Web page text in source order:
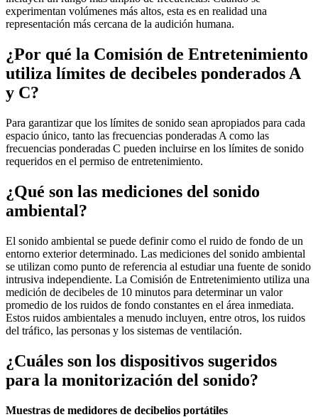
experimentan volúmenes más altos, esta es en realidad una
representación más cercana de la audición humana.
¿Por qué la Comisión de Entretenimiento
utiliza límites de decibeles ponderados A
y C?
Para garantizar que los límites de sonido sean apropiados para cada
espacio único, tanto las frecuencias ponderadas A como las
frecuencias ponderadas C pueden incluirse en los límites de sonido
requeridos en el permiso de entretenimiento.
¿Qué son las mediciones del sonido
ambiental?
El sonido ambiental se puede definir como el ruido de fondo de un
entorno exterior determinado. Las mediciones del sonido ambiental
se utilizan como punto de referencia al estudiar una fuente de sonido
intrusiva independiente. La Comisión de Entretenimiento utiliza una
medición de decibeles de 10 minutos para determinar un valor
promedio de los ruidos de fondo constantes en el área inmediata.
Estos ruidos ambientales a menudo incluyen, entre otros, los ruidos
del tráfico, las personas y los sistemas de ventilación.
¿Cuáles son los dispositivos sugeridos
para la monitorización del sonido?
Muestras de medidores de decibelios portátiles